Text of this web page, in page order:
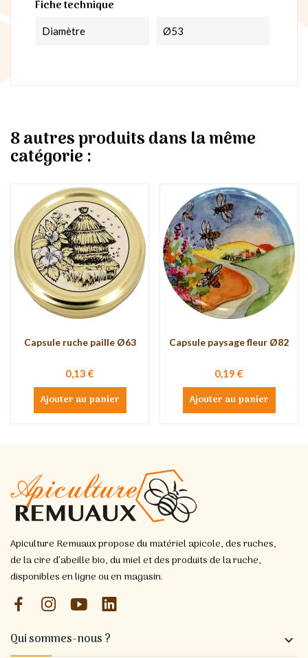
Fiche technique
Diamètre Ø53
8 autres produits dans la même
catégorie :
Capsule ruche paille Ø63
0,13 €
Ajouter au panier
Capsule paysage fleur Ø82
0,19 €
Ajouter au panier
Apiculture Remuaux propose du matériel apicole, des ruches,
de la cire d’abeille bio, du miel et des produits de la ruche,
disponibles en ligne ou en magasin.
Qui sommes-nous ? 